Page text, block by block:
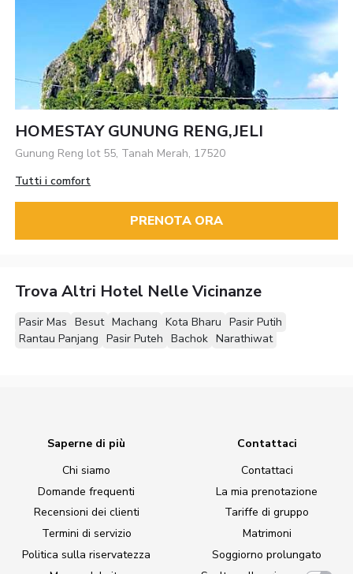
HOMESTAY GUNUNG RENG,JELI
Gunung Reng lot 55, Tanah Merah, 17520
Tutti i comfort
PRENOTA ORA
Trova Altri Hotel Nelle Vicinanze
Pasir Mas Besut Machang Kota Bharu Pasir Putih
Rantau Panjang Pasir Puteh Bachok Narathiwat
Saperne di più
Chi siamo
Domande frequenti
Recensioni dei clienti
Termini di servizio
Politica sulla riservatezza
Contattaci
Contattaci
La mia prenotazione
Tariffe di gruppo
Matrimoni
Soggiorno prolungato